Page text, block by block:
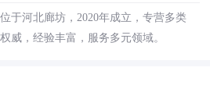
于河北廊坊，2020年成立，专营多类
威，经验丰富，服务多元领域。